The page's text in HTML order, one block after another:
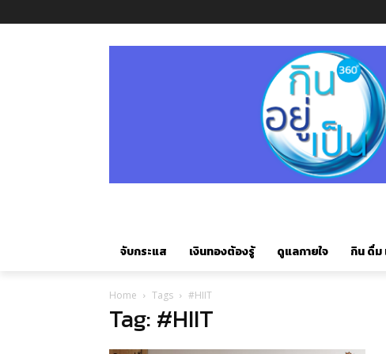
จับกระแส เงินทองต้องรู้ ดูแลกายใจ กิน ดื่ม
Home Tags #HIIT
Tag: #HIIT